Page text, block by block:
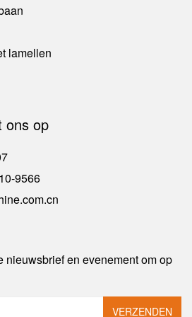
lamellen
ons op
9566
nieuwsbrief en evenement om op
VERZENDEN